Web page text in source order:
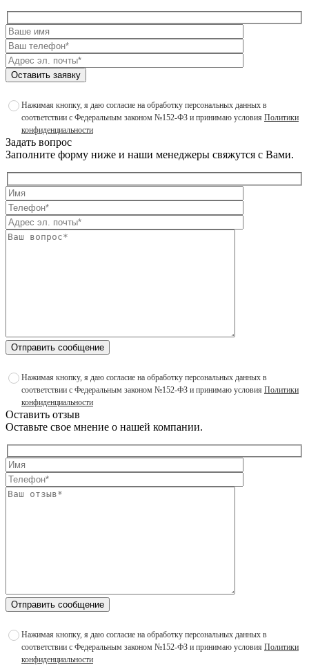
Оставить заявку
Нажимая кнопку, я даю согласие на обработку персональных данных в
соответствии с Федеральным законом №152-ФЗ и принимаю условия Политики
конфиденциальности
Задать вопрос
Заполните форму ниже и наши менеджеры свяжутся с Вами.
Отправить сообщение
Нажимая кнопку, я даю согласие на обработку персональных данных в
соответствии с Федеральным законом №152-ФЗ и принимаю условия Политики
конфиденциальности
Оставить отзыв
Оставьте свое мнение о нашей компании.
Отправить сообщение
Нажимая кнопку, я даю согласие на обработку персональных данных в
соответствии с Федеральным законом №152-ФЗ и принимаю условия Политики
конфиденциальности